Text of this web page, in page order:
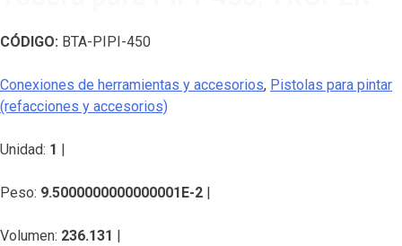
CÓDIGO: BTA-PIPI-450
Conexiones de herramientas y accesorios, Pistolas para pintar
(refacciones y accesorios)
Unidad: 1 |
Peso: 9.5000000000000001E-2 |
Volumen: 236.131 |